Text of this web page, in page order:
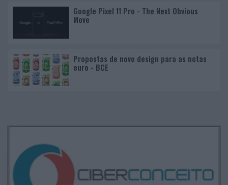
Google Pixel 11 Pro - The Next Obvious
Move
Propostas de novo design para as notas
euro - BCE